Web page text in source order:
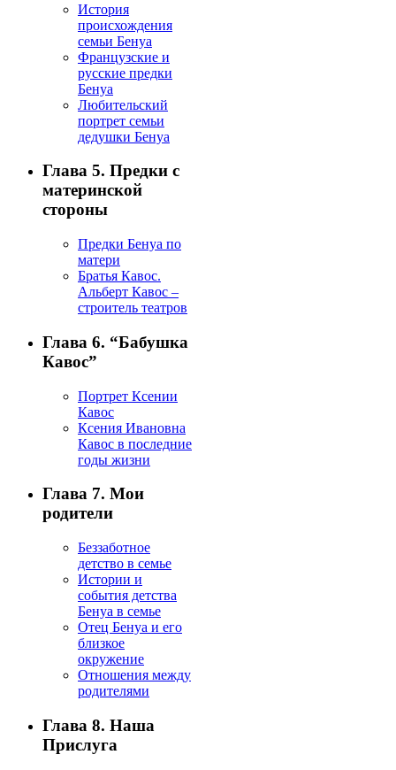
История
происхождения
семьи Бенуа
Французские и
русские предки
Бенуа
Любительский
портрет семьи
дедушки Бенуа
Глава 5. Предки с
материнской
стороны
Предки Бенуа по
матери
Братья Кавос.
Альберт Кавос –
строитель театров
Глава 6. “Бабушка
Кавос”
Портрет Ксении
Кавос
Ксения Ивановна
Кавос в последние
годы жизни
Глава 7. Мои
родители
Беззаботное
детство в семье
Истории и
события детства
Бенуа в семье
Отец Бенуа и его
близкое
окружение
Отношения между
родителями
Глава 8. Наша
Прислуга